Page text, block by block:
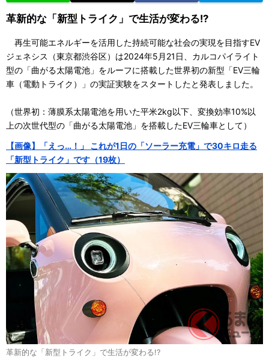
革新的な「新型トライク」で生活が変わる!?
再生可能エネルギーを活用した持続可能な社会の実現を目指すEV
ジェネシス（東京都渋谷区）は2024年5月21日、カルコパイライト
型の「曲がる太陽電池」をルーフに搭載した世界初の新型「EV三輪
車（電動トライク）」の実証実験をスタートしたと発表しました。
（世界初：薄膜系太陽電池を用いた平米2kg以下、変換効率10%以
上の次世代型の「曲がる太陽電池」を搭載したEV三輪車として）
【画像】「えっ…！」 これが1日の「ソーラー充電」で30キロ走る
「新型トライク」です（19枚）
革新的な「新型トライク」で生活が変わる!?